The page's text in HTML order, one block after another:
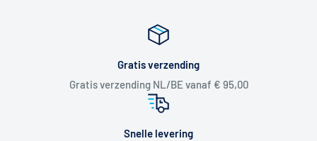
Gratis verzending
Gratis verzending NL/BE vanaf € 95,00
Snelle levering